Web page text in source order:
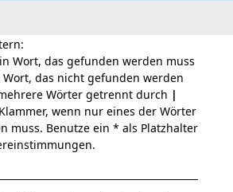
Wort, das gefunden werden muss
Wort, das nicht gefunden werden
Wörter getrennt durch |
wenn nur eines der Wörter
muss. Benutze ein * als Platzhalter